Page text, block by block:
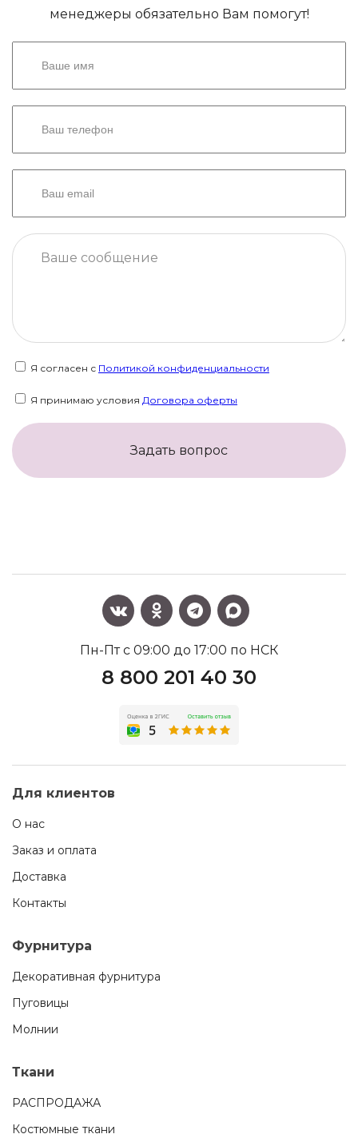
менеджеры обязательно Вам помогут!
Я согласен с Политикой конфиденциальности
Я принимаю условия Договора оферты
Задать вопрос
Пн-Пт с 09:00 до 17:00 по НСК
8 800 201 40 30
Для клиентов
О нас
Заказ и оплата
Доставка
Контакты
Фурнитура
Декоративная фурнитура
Пуговицы
Молнии
Ткани
РАСПРОДАЖА
Костюмные ткани